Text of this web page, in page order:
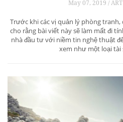
May 07, 2019 /
Trước khi các vị quản lý phòng
cho rằng bài viết này sẽ làm mất đi
nhà đầu tư với niềm tin nghệ thuật
xem như một loại tài